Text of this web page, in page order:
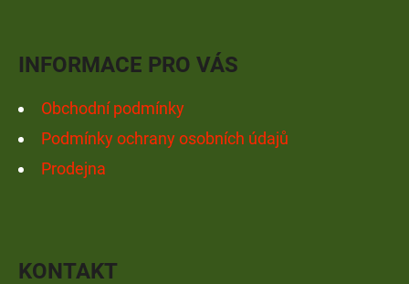
INFORMACE PRO VÁS
Obchodní podmínky
Podmínky ochrany osobních údajů
Prodejna
KONTAKT